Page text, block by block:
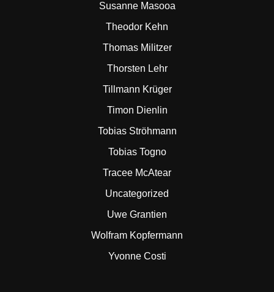
Susanne Masooa
Theodor Kehn
Thomas Militzer
Thorsten Lehr
Tillmann Krüger
Timon Dienlin
Tobias Ströhmann
Tobias Togno
Tracee McAtear
Uncategorized
Uwe Grantien
Wolfram Kopfermann
Yvonne Costi